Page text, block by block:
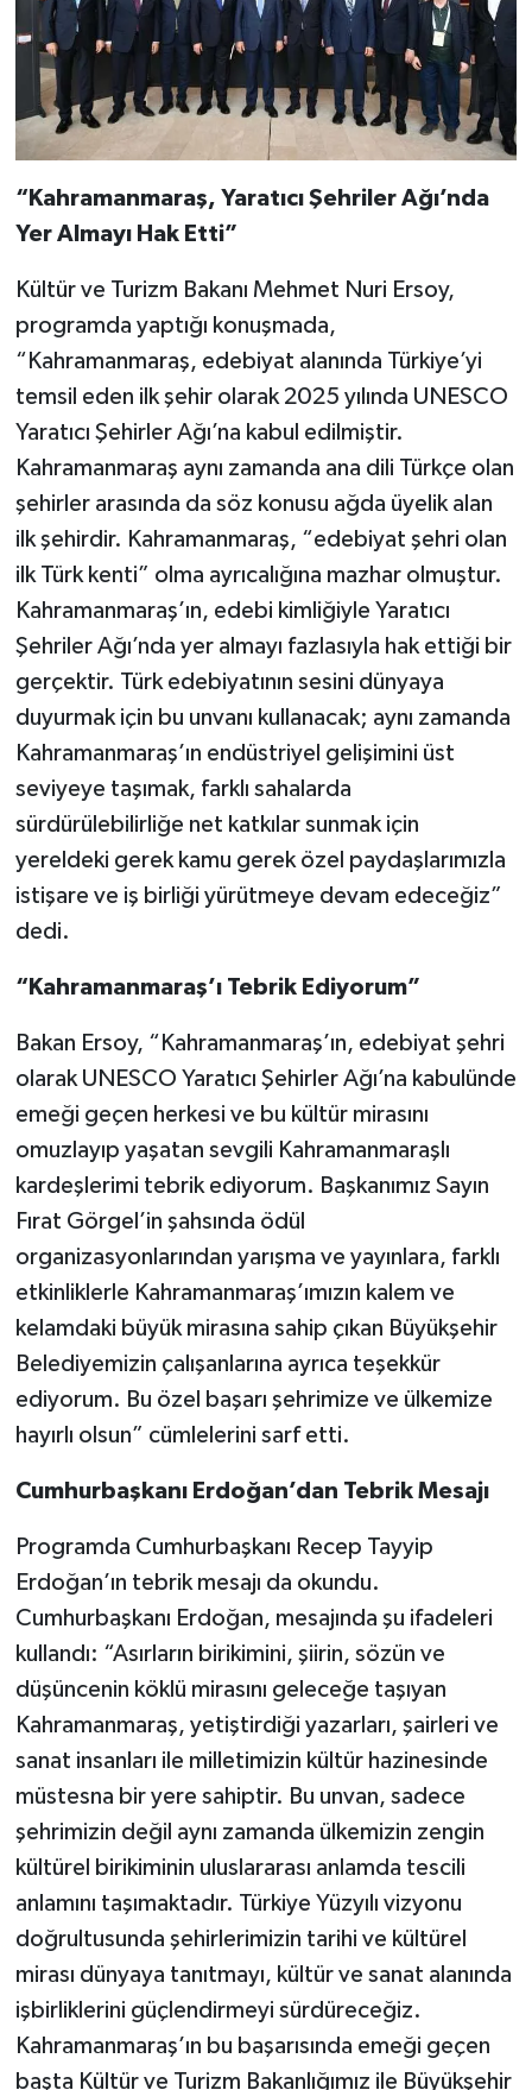
“Kahramanmaraş, Yaratıcı Şehriler Ağı’nda
Yer Almayı Hak Etti”
Kültür ve Turizm Bakanı Mehmet Nuri Ersoy,
programda yaptığı konuşmada,
“Kahramanmaraş, edebiyat alanında Türkiye’yi
temsil eden ilk şehir olarak 2025 yılında UNESCO
Yaratıcı Şehirler Ağı’na kabul edilmiştir.
Kahramanmaraş aynı zamanda ana dili Türkçe olan
şehirler arasında da söz konusu ağda üyelik alan
ilk şehirdir. Kahramanmaraş, “edebiyat şehri olan
ilk Türk kenti” olma ayrıcalığına mazhar olmuştur.
Kahramanmaraş’ın, edebi kimliğiyle Yaratıcı
Şehriler Ağı’nda yer almayı fazlasıyla hak ettiği bir
gerçektir. Türk edebiyatının sesini dünyaya
duyurmak için bu unvanı kullanacak; aynı zamanda
Kahramanmaraş’ın endüstriyel gelişimini üst
seviyeye taşımak, farklı sahalarda
sürdürülebilirliğe net katkılar sunmak için
yereldeki gerek kamu gerek özel paydaşlarımızla
istişare ve iş birliği yürütmeye devam edeceğiz”
dedi.
“Kahramanmaraş’ı Tebrik Ediyorum”
Bakan Ersoy, “Kahramanmaraş’ın, edebiyat şehri
olarak UNESCO Yaratıcı Şehirler Ağı’na kabulünde
emeği geçen herkesi ve bu kültür mirasını
omuzlayıp yaşatan sevgili Kahramanmaraşlı
kardeşlerimi tebrik ediyorum. Başkanımız Sayın
Fırat Görgel’in şahsında ödül
organizasyonlarından yarışma ve yayınlara, farklı
etkinliklerle Kahramanmaraş’ımızın kalem ve
kelamdaki büyük mirasına sahip çıkan Büyükşehir
Belediyemizin çalışanlarına ayrıca teşekkür
ediyorum. Bu özel başarı şehrimize ve ülkemize
hayırlı olsun” cümlelerini sarf etti.
Cumhurbaşkanı Erdoğan’dan Tebrik Mesajı
Programda Cumhurbaşkanı Recep Tayyip
Erdoğan’ın tebrik mesajı da okundu.
Cumhurbaşkanı Erdoğan, mesajında şu ifadeleri
kullandı: “Asırların birikimini, şiirin, sözün ve
düşüncenin köklü mirasını geleceğe taşıyan
Kahramanmaraş, yetiştirdiği yazarları, şairleri ve
sanat insanları ile milletimizin kültür hazinesinde
müstesna bir yere sahiptir. Bu unvan, sadece
şehrimizin değil aynı zamanda ülkemizin zengin
kültürel birikiminin uluslararası anlamda tescili
anlamını taşımaktadır. Türkiye Yüzyılı vizyonu
doğrultusunda şehirlerimizin tarihi ve kültürel
mirası dünyaya tanıtmayı, kültür ve sanat alanında
işbirliklerini güçlendirmeyi sürdüreceğiz.
Kahramanmaraş’ın bu başarısında emeği geçen
başta Kültür ve Turizm Bakanlığımız ile Büyükşehir